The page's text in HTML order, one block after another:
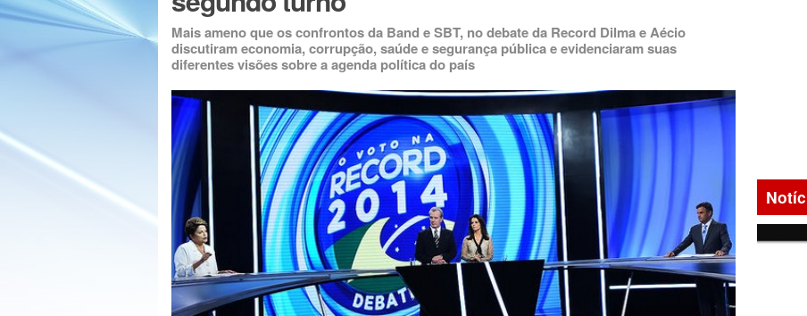
Mais ameno que os confrontos da Band e SBT, no debate da Record Dilma e Aécio
discutiram economia, corrupção, saúde e segurança pública e evidenciaram suas
diferentes visões sobre a agenda política do país